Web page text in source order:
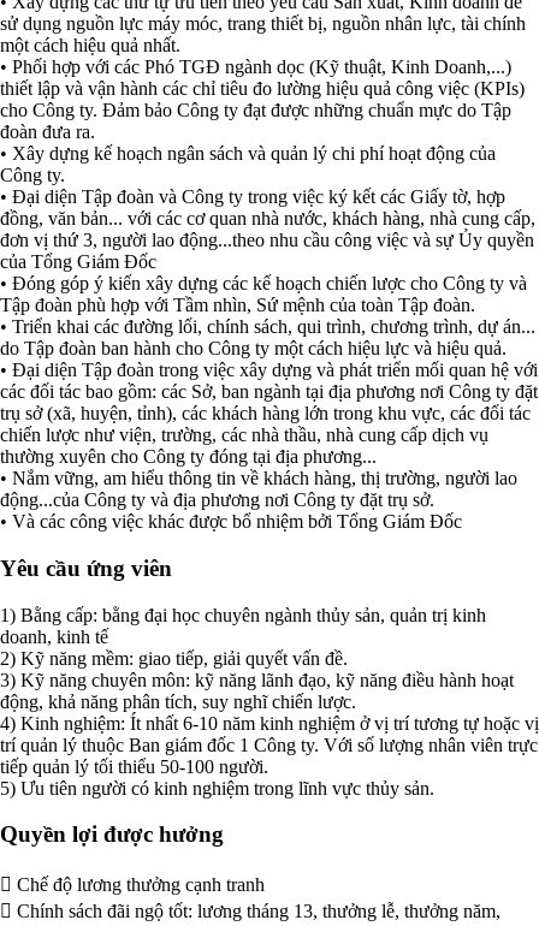
sử dụng nguồn lực máy móc, trang thiết bị, nguồn nhân lực, tài chính
một cách hiệu quả nhất.
• Phối hợp với các Phó TGĐ ngành dọc (Kỹ thuật, Kinh Doanh,...)
thiết lập và vận hành các chỉ tiêu đo lường hiệu quả công việc (KPIs)
cho Công ty. Đảm bảo Công ty đạt được những chuẩn mực do Tập
đoàn đưa ra.
• Xây dựng kế hoạch ngân sách và quản lý chi phí hoạt động của
Công ty.
• Đại diện Tập đoàn và Công ty trong việc ký kết các Giấy tờ, hợp
đồng, văn bản... với các cơ quan nhà nước, khách hàng, nhà cung cấp,
đơn vị thứ 3, người lao động...theo nhu cầu công việc và sự Ủy quyền
của Tổng Giám Đốc
• Đóng góp ý kiến xây dựng các kế hoạch chiến lược cho Công ty và
Tập đoàn phù hợp với Tầm nhìn, Sứ mệnh của toàn Tập đoàn.
• Triển khai các đường lối, chính sách, qui trình, chương trình, dự án...
do Tập đoàn ban hành cho Công ty một cách hiệu lực và hiệu quả.
• Đại diện Tập đoàn trong việc xây dựng và phát triển mối quan hệ với
các đối tác bao gồm: các Sở, ban ngành tại địa phương nơi Công ty đặt
trụ sở (xã, huyện, tỉnh), các khách hàng lớn trong khu vực, các đối tác
chiến lược như viện, trường, các nhà thầu, nhà cung cấp dịch vụ
thường xuyên cho Công ty đóng tại địa phương...
• Nắm vững, am hiểu thông tin về khách hàng, thị trường, người lao
động...của Công ty và địa phương nơi Công ty đặt trụ sở.
• Và các công việc khác được bổ nhiệm bởi Tổng Giám Đốc
Yêu cầu ứng viên
1) Bằng cấp: bằng đại học chuyên ngành thủy sản, quản trị kinh
doanh, kinh tế
2) Kỹ năng mềm: giao tiếp, giải quyết vấn đề.
3) Kỹ năng chuyên môn: kỹ năng lãnh đạo, kỹ năng điều hành hoạt
động, khả năng phân tích, suy nghĩ chiến lược.
4) Kinh nghiệm: Ít nhất 6-10 năm kinh nghiệm ở vị trí tương tự hoặc vị
trí quản lý thuộc Ban giám đốc 1 Công ty. Với số lượng nhân viên trực
tiếp quản lý tối thiểu 50-100 người.
5) Ưu tiên người có kinh nghiệm trong lĩnh vực thủy sản.
Quyền lợi được hưởng
 Chế độ lương thưởng cạnh tranh
 Chính sách đãi ngộ tốt: lương tháng 13, thưởng lễ, thưởng năm,